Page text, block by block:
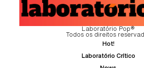
Laboratório Pop®
Todos os direitos
Hot!
Laboratório Crítico